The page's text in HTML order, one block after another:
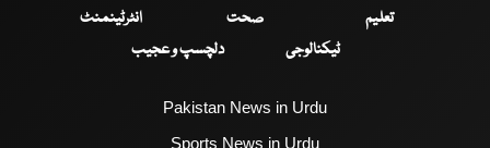
تعلیم
صحت
انٹرٹینمنٹ
ٹیکنالوجی
دلچسپ و عجیب
Pakistan News in Urdu
Sports News in Urdu